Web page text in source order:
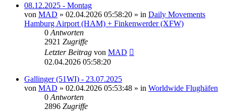
08.12.2025 - Montag
von MAD » 02.04.2026 05:58:20 » in Daily Movements
Hamburg Airport (HAM) + Finkenwerder (XFW)
0 Antworten
2921 Zugriffe
Letzter Beitrag von MAD
02.04.2026 05:58:20
Gallinger (51WI) - 23.07.2025
von MAD » 02.04.2026 05:53:48 » in Worldwide Flughäfen
0 Antworten
2896 Zugriffe